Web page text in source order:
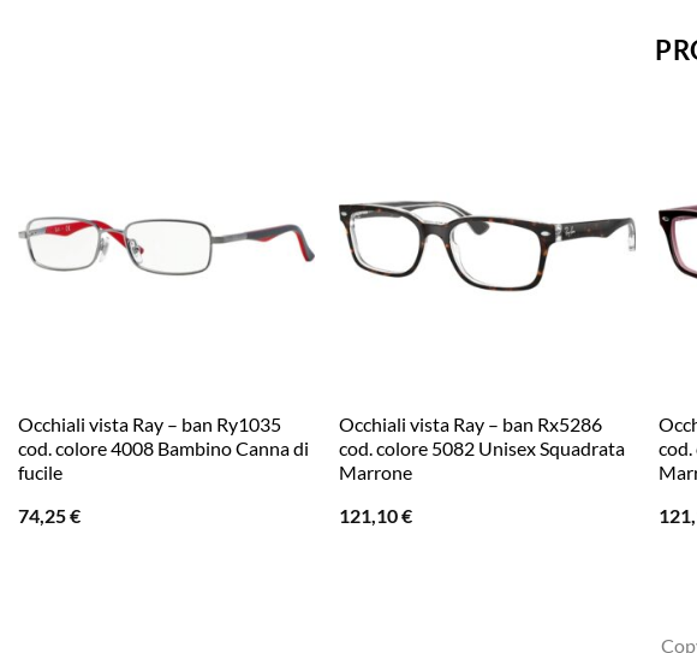
Occhiali vista Ray – ban Ry1035
cod. colore 4008 Bambino Canna di
fucile
74,25€
Occhiali vista Ray – ban Rx5286
cod. colore 5082 Unisex Squadrata
Marrone
121,10€